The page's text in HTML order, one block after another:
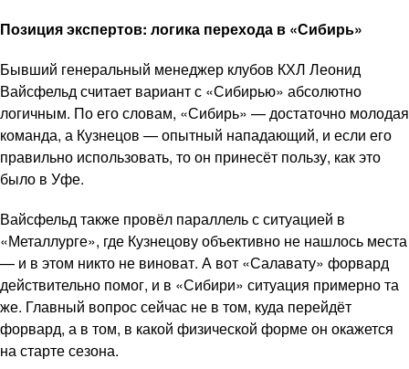
Позиция экспертов: логика перехода в «Сибирь»
Бывший генеральный менеджер клубов КХЛ Леонид
Вайсфельд считает вариант с «Сибирью» абсолютно
логичным. По его словам, «Сибирь» — достаточно молодая
команда, а Кузнецов — опытный нападающий, и если его
правильно использовать, то он принесёт пользу, как это
было в Уфе.
Вайсфельд также провёл параллель с ситуацией в
«Металлурге», где Кузнецову объективно не нашлось места
— и в этом никто не виноват. А вот «Салавату» форвард
действительно помог, и в «Сибири» ситуация примерно та
же. Главный вопрос сейчас не в том, куда перейдёт
форвард, а в том, в какой физической форме он окажется
на старте сезона.